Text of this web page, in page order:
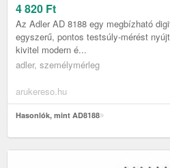
4 820 Ft
Az Adler AD 8188 egy megbízható
egyszerű, pontos testsúly‑mérést
kivitel modern é...
adler, személymérleg
arukereso.hu
Hasonlók, mint AD8188